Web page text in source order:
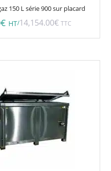
150 L série 900 sur placard
€ HT/14,154.00€ TTC